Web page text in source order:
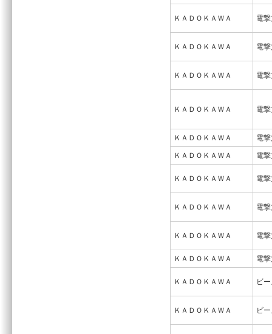
ＫＡＤＯＫＡＷＡ 電
ＫＡＤＯＫＡＷＡ 電
ＫＡＤＯＫＡＷＡ 電
ＫＡＤＯＫＡＷＡ 電
ＫＡＤＯＫＡＷＡ 電
ＫＡＤＯＫＡＷＡ 電
ＫＡＤＯＫＡＷＡ 電
ＫＡＤＯＫＡＷＡ 電
ＫＡＤＯＫＡＷＡ 電
ＫＡＤＯＫＡＷＡ 電
ＫＡＤＯＫＡＷＡ ビ
ＫＡＤＯＫＡＷＡ ビ